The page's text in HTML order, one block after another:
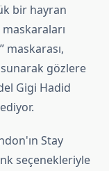
bir hayran
maskarası,
gözlere
Gigi Hadid
Stay
seçenekleriyle